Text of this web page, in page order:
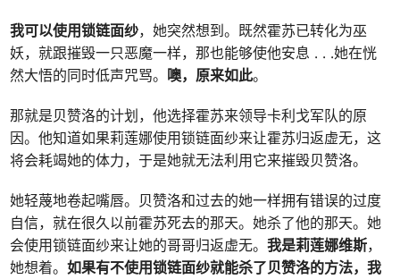
我可以使用锁链面纱，她突然想到。既然霍苏已转化为巫
妖，就跟摧毁一只恶魔一样，那也能够使他安息 . . .她在恍
然大悟的同时低声咒骂。 噢，原来如此。
那就是贝赞洛的计划，他选择霍苏来领导卡利戈军队的原
因。他知道如果莉莲娜使用锁链面纱来让霍苏归返虚无，这
将会耗竭她的体力，于是她就无法利用它来摧毁贝赞洛。
她轻蔑地卷起嘴唇。贝赞洛和过去的她一样拥有错误的过度
自信，就在很久以前霍苏死去的那天。她杀了他的那天。她
会使用锁链面纱来让她的哥哥归返虚无。我是莉莲娜维斯，
她想着。如果有不使用锁链面纱就能杀了贝赞洛的方法，我